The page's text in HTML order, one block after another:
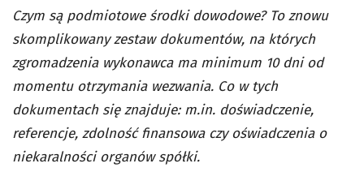
Czym są podmiotowe środki dowodowe? To znowu
skomplikowany zestaw dokumentów, na których
zgromadzenia wykonawca ma minimum 10 dni od
momentu otrzymania wezwania. Co w tych
dokumentach się znajduje: m.in. doświadczenie,
referencje, zdolność finansowa czy oświadczenia o
niekaralności organów spółki.